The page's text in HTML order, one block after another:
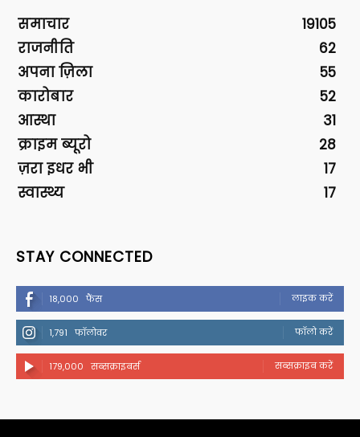
समाचार
19105
राजनीति
62
अपना ज़िला
55
कारोबार
52
आस्था
31
क्राइम ब्यूरो
28
ज़रा इधर भी
17
स्वास्थ्य
17
STAY CONNECTED
18,000 फैंस लाइक करें
1,791 फॉलोवर फॉलो करें
179,000 सब्सक्राइबर्स सब्सक्राइब करें